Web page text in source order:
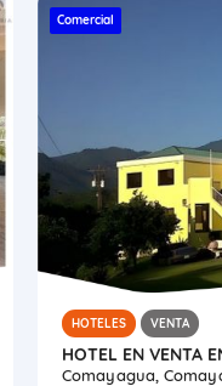
Comercial
HOTELES VENTA
HOTEL EN VENTA
Comayagua,